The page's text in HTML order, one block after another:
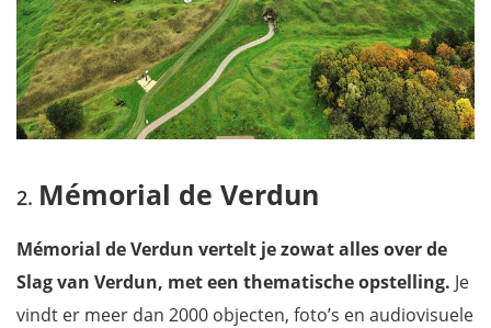
Mémorial de Verdun
Mémorial de Verdun vertelt je zowat alles over de
Slag van Verdun, met een thematische opstelling. Je
vindt er meer dan 2000 objecten, foto’s en audiovisuele